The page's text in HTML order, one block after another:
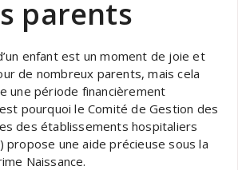
parents
enfant est un moment de joie et
de nombreux parents, mais cela
une période financièrement
pourquoi le Comité de Gestion des
des établissements hospitaliers
propose une aide précieuse sous la
Naissance.